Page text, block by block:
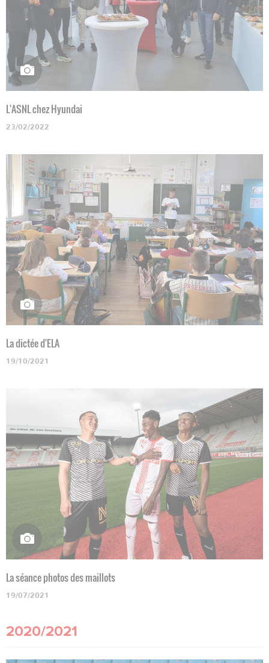
L'ASNL chez Hyundai
23/02/2022
La dictée d'ELA
19/10/2021
La séance photos des maillots
19/07/2021
2020/2021